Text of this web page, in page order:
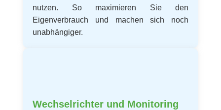
nutzen. So maximieren Sie den
Eigenverbrauch und machen sich noch
unabhängiger.
Wechselrichter und Monitoring